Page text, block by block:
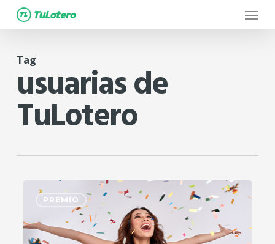
Skip
to
content
Menu
Tag
usuarias de
TuLotero
PREMIO 2